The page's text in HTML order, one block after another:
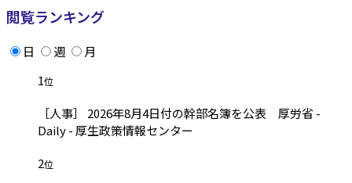
閲覧ランキング
日 週
月
1位
［人事］ 2026年8月4日付の幹部名簿を公表 厚労省 -
Daily - 厚生政策情報センター
2位